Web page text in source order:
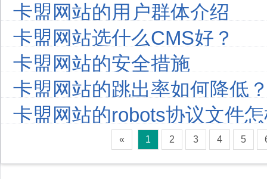
卡盟网站的用户群体介绍
卡盟网站选什么CMS好？
卡盟网站的安全措施
卡盟网站的跳出率如何降低
卡盟网站的robots协议文件
« 1 2 3 4 5